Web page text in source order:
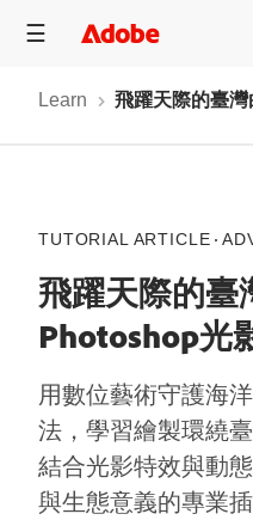
Learn
TUTORIAL ARTICLE
飛躍天際的臺
Photoshop光
用數位藝術守護海
法，學習繪製環繞
結合光影特效與動
與生態意義的專業插